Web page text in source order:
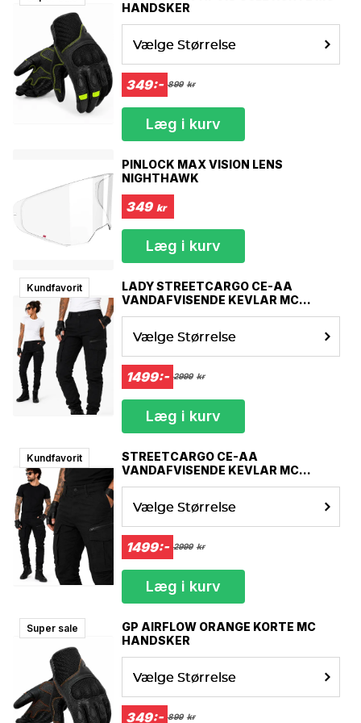
• Advanced Audio Distribution Profile (A2DP)
• Audio Video Remote Control Profile (AVRCP)
Storlek
Mått runt pannan
XXXS
49-50 cm
XXS
51-52 cm
53-54 cm
63-64 cm
XXXL
65-66 cm
Bluetooth installation & Hjälp – Help center
Bluetooth connection.
HANDSKER
Vælge Størrelse
349:- 899 kr
Læg i kurv
PINLOCK MAX VISION LENS
NIGHTHAWK
349 kr
Læg i kurv
Kundfavorit
LADY STREETCARGO CE-AA
VANDAFVISENDE KEVLAR MC
BUKSER
Vælge Størrelse
1499:- 2999 kr
Læg i kurv
Kundfavorit
STREETCARGO CE-AA
VANDAFVISENDE KEVLAR MC
BUKSER
Vælge Størrelse
1499:- 2999 kr
Læg i kurv
Super sale
GP AIRFLOW ORANGE KORTE MC
HANDSKER
Vælge Størrelse
349:- 899 kr